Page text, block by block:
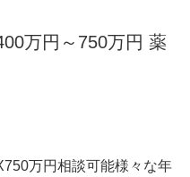
万円～750万円 薬
万円相談可能様々な年